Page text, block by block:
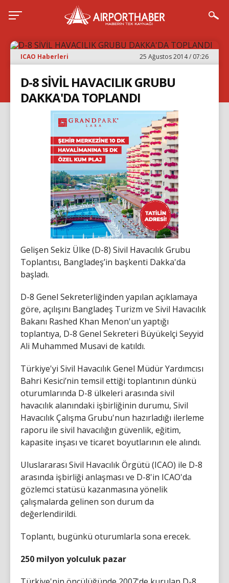
ICAO Haberleri 25 Ağustos 2014 / 07:26
D-8 SİVİL HAVACILIK GRUBU
DAKKA'DA TOPLANDI
Gelişen Sekiz Ülke (D-8) Sivil Havacılık Grubu
Toplantısı, Bangladeş’in başkenti Dakka'da
başladı.
D-8 Genel Sekreterliğinden yapılan açıklamaya
göre, açılışını Bangladeş Turizm ve Sivil Havacılık
Bakanı Rashed Khan Menon'un yaptığı
toplantıya, D-8 Genel Sekreteri Büyükelçi Seyyid
Ali Muhammed Musavi de katıldı.
Türkiye'yi Sivil Havacılık Genel Müdür Yardımcısı
Bahri Kesici’nin temsil ettiği toplantının dünkü
oturumlarında D-8 ülkeleri arasında sivil
havacılık alanındaki işbirliğinin durumu, Sivil
Havacılık Çalışma Grubu'nun hazırladığı ilerleme
raporu ile sivil havacılığın güvenlik, eğitim,
kapasite inşası ve ticaret boyutlarının ele alındı.
Uluslararası Sivil Havacılık Örgütü (ICAO) ile D-8
arasında işbirliği anlaşması ve D-8'in ICAO'da
gözlemci statüsü kazanmasına yönelik
çalışmalarda gelinen son durum da
değerlendirildi.
Toplantı, bugünkü oturumlarla sona erecek.
250 milyon yolculuk pazar